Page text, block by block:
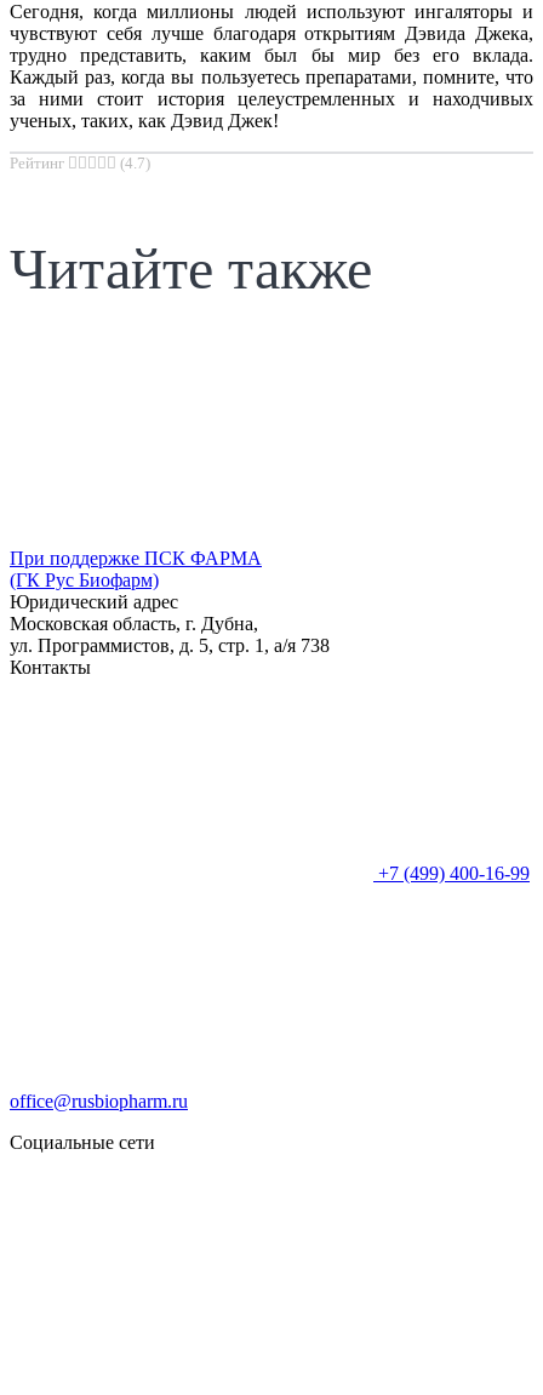
Сегодня, когда миллионы людей используют ингаляторы и
чувствуют себя лучше благодаря открытиям Дэвида Джека,
трудно представить, каким был бы мир без его вклада.
Каждый раз, когда вы пользуетесь препаратами, помните, что
за ними стоит история целеустремленных и находчивых
ученых, таких, как Дэвид Джек!
Рейтинг (4.7)
Читайте также
При поддержке ПСК ФАРМА
(ГК Рус Биофарм)
Юридический адрес
Московская область, г. Дубна,
ул. Программистов, д. 5, стр. 1, а/я 738
Контакты
+7 (499) 400-16-99
office@rusbiopharm.ru
Социальные сети